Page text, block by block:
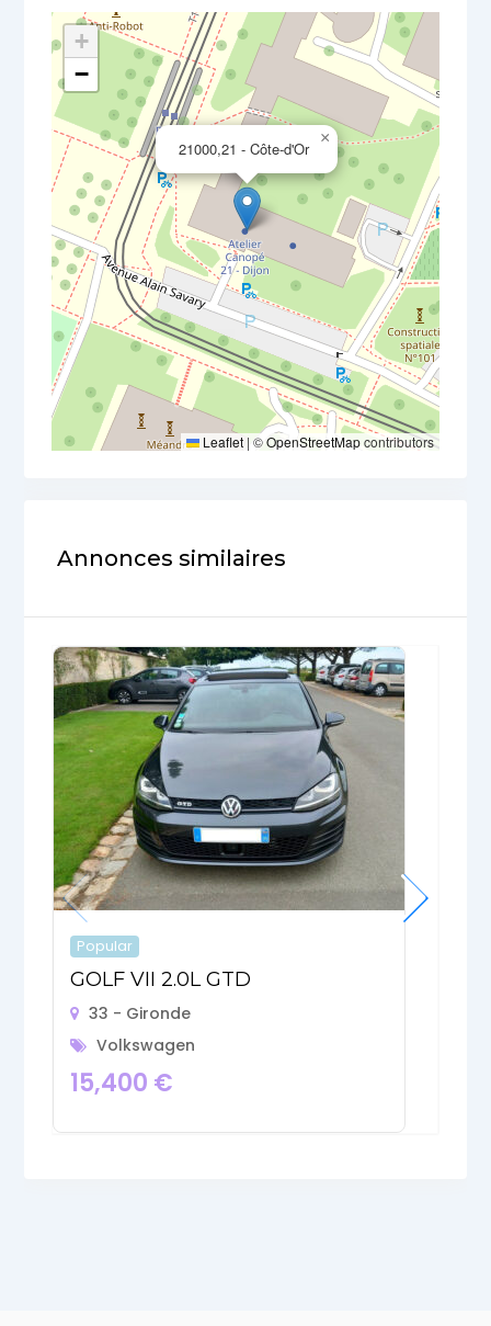
21000,21 - Côte-d'Or
×
+
−
Leaflet | ©OpenStreetMapcontributors
Annonces similaires
Popular
GOLF VII 2.0L GTD
33 - Gironde
Volkswagen
15,400 €